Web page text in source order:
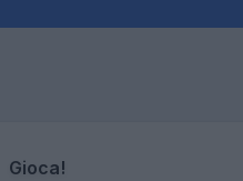
Gioca!